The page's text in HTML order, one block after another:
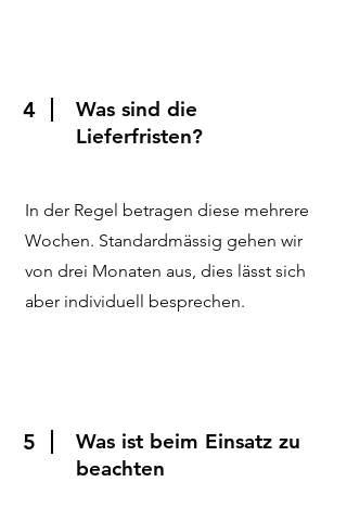
4
Was sind die
Lieferfristen?
In der Regel betragen diese mehrere
Wochen. Standardmässig gehen wir
von drei Monaten aus, dies lässt sich
aber individuell besprechen.
5
Was ist beim Einsatz zu
beachten